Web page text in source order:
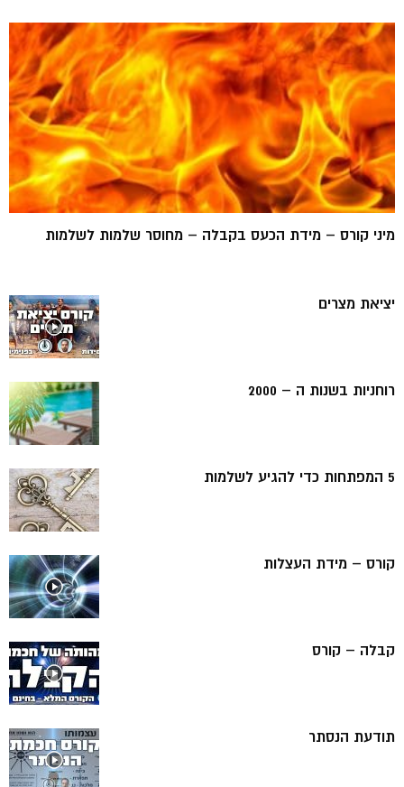
מיני קורס – מידת הכעס בקבלה – מחוסר שלמות לשלמות
יציאת מצרים
רוחניות בשנות ה – 2000
5 המפתחות כדי להגיע לשלמות
קורס – מידת העצלות
קבלה – קורס
תודעת הנסתר